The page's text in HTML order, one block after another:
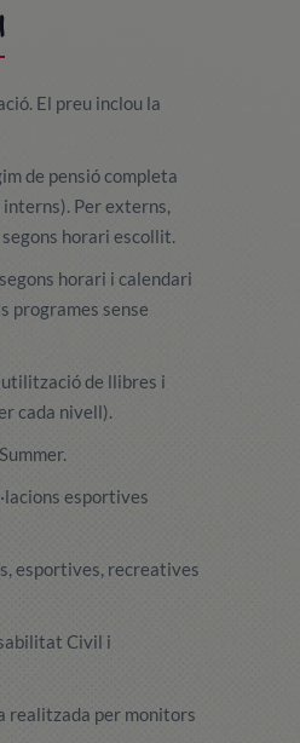
El preu inclou la
de pensió completa
Per externs,
horari escollit.
horari i calendari
programes sense
de llibres i
cada nivell).
esportives
esportives, recreatives
Civil i
realitzada per monitors